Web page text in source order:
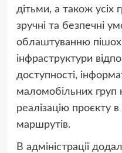
дітьми, а також усіх
зручні та безпечні
облаштуванню
інфраструктури
доступності,
маломобільних груп
реалізацію проєкту
маршрутів.
В адміністрації